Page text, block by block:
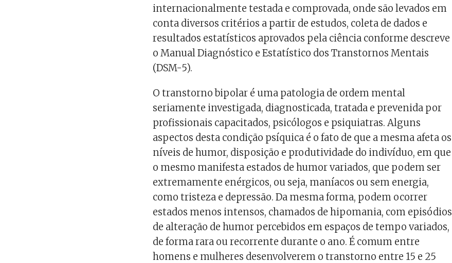
internacionalmente testada e comprovada, onde são levados em
conta diversos critérios a partir de estudos, coleta de dados e
resultados estatísticos aprovados pela ciência conforme descreve
o Manual Diagnóstico e Estatístico dos Transtornos Mentais
(DSM-5).
O transtorno bipolar é uma patologia de ordem mental
seriamente investigada, diagnosticada, tratada e prevenida por
profissionais capacitados, psicólogos e psiquiatras. Alguns
aspectos desta condição psíquica é o fato de que a mesma afeta os
níveis de humor, disposição e produtividade do indivíduo, em que
o mesmo manifesta estados de humor variados, que podem ser
extremamente enérgicos, ou seja, maníacos ou sem energia,
como tristeza e depressão. Da mesma forma, podem ocorrer
estados menos intensos, chamados de hipomania, com episódios
de alteração de humor percebidos em espaços de tempo variados,
de forma rara ou recorrente durante o ano. É comum entre
homens e mulheres desenvolverem o transtorno entre 15 e 25